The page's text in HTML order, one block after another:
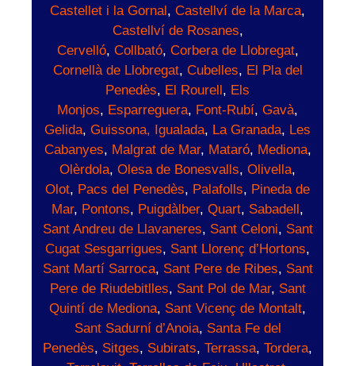
Castellet i la Gornal, Castellví de la Marca,
Castellví de Rosanes,
Cervelló, Collbató, Corbera de Llobregat,
Cornellà de Llobregat, Cubelles, El Pla del
Penedès, El Rourell, Els
Monjos, Esparreguera, Font-Rubí, Gavà,
Gelida, Guissona, Igualada, La Granada, Les
Cabanyes, Malgrat de Mar, Mataró, Mediona,
Olèrdola, Olesa de Bonesvalls, Olivella,
Olot, Pacs del Penedès, Palafolls, Pineda de
Mar, Pontons, Puigdàlber, Quart, Sabadell,
Sant Andreu de Llavaneres, Sant Celoni, Sant
Cugat Sesgarrigues, Sant Llorenç d’Hortons,
Sant Martí Sarroca, Sant Pere de Ribes, Sant
Pere de Riudebitlles, Sant Pol de Mar, Sant
Quintí de Mediona, Sant Vicenç de Montalt,
Sant Sadurní d’Anoia, Santa Fe del
Penedès, Sitges, Subirats, Terrassa, Tordera,